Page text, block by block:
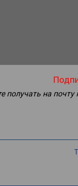
получать на